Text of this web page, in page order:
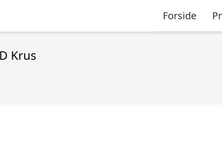
Forside
Krus